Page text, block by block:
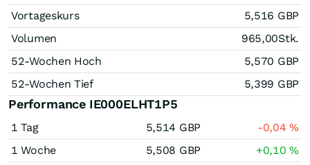
Vortageskurs
5,516 GBP
Volumen
965,00Stk.
52-Wochen Hoch
5,570 GBP
52-Wochen Tief
5,399 GBP
Performance IE000ELHT1P5
1 Tag 5,514 GBP -0,04%
1 Woche
5,508 GBP +0,10%